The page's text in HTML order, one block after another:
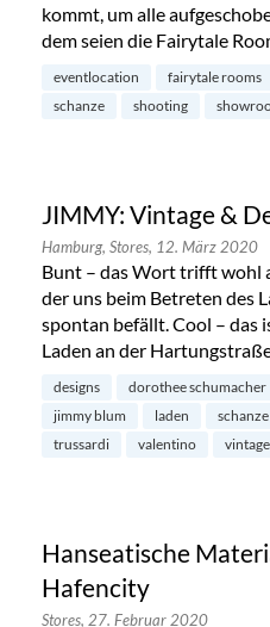
kommt, um alle
dem seien die Fairytale
eventlocation fairytale rooms
schanze
shooting
JIMMY: Vintage &
Hamburg, Stores, 12. März 2020
Bunt – das Wort trifft wohl
der uns beim Betreten des
spontan befällt. Cool – das
Laden an der
designs dorothee schumacher
jimmy blum
laden schanze
trussardi
valentino vintage
Hanseatische
Hafencity
Stores, 27. Februar 2020